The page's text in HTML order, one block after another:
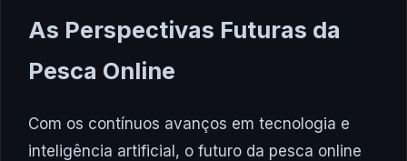
As Perspectivas Futuras da
Pesca Online
Com os contínuos avanços em tecnologia e
inteligência artificial, o futuro da pesca online